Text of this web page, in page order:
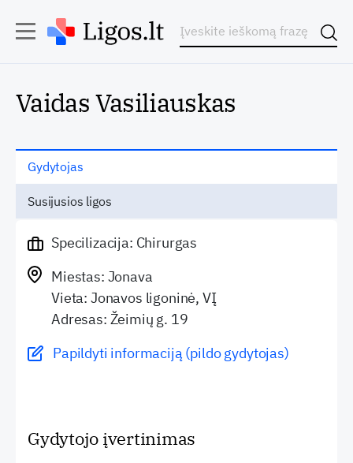
Vaidas Vasiliauskas
Gydytojas
Susijusios ligos
Specilizacija: Chirurgas
Miestas: Jonava
Vieta: Jonavos ligoninė, VĮ
Adresas: Žeimių g. 19
Papildyti informaciją (pildo gydytojas)
Gydytojo įvertinimas